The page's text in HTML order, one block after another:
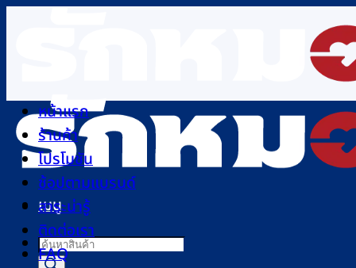
เมนู
Products
หน้าแรก
ร้านค้า
โปรโมชัน
ช้อปตามแบรนด์
สาระน่ารู้
ติดต่อเรา
FAQ